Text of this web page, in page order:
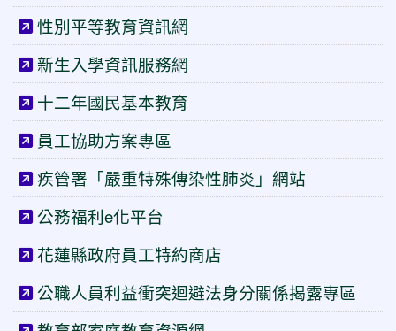
性別平等教育資訊網
新生入學資訊服務網
十二年國民基本教育
員工協助方案專區
疾管署「嚴重特殊傳染性肺炎」網站
公務福利e化平台
花蓮縣政府員工特約商店
公職人員利益衝突迴避法身分關係揭露專區